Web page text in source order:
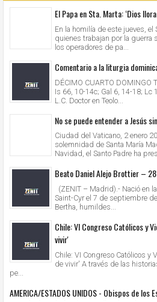
El Papa en Sta. Marta: ‘Dios
En la homilía de este jueves, el
quienes trabajan por la guerra
los operadores de pa...
Comentario a la liturgia
DÉCIMO CUARTO DOMINGO
Is 66, 10-14c; Gal 6, 14-18; Lc
L.C. Doctor en Teolo...
No se puede entender a Jesús
Ciudad del Vaticano, 2 enero
solemnidad de Santa María
Navidad, el Santo Padre ha
Beato Daniel Alejo Brottier –
(ZENIT – Madrid).- Nació en
Saint-Cyr el 7 de septiembre
Bertha, humildes...
Chile: VI Congreso Católicos y
vivir'
Chile: VI Congreso Católicos y
de vivir' A través de las
pe...
AMERICA/ESTADOS UNIDOS - Obispos de los